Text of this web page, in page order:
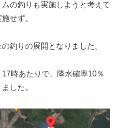
の釣りも実施しようと考えて
せず。
釣りの展開となりました。
時あたりで、降水確率10％
した。